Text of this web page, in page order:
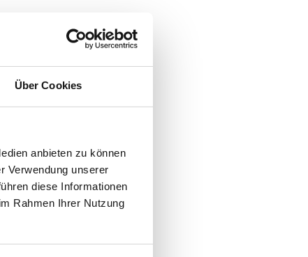
Über Cookies
anbieten zu können
Verwendung unserer
diese Informationen
Rahmen Ihrer Nutzung